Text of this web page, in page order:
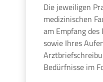
Die jeweiligen
medizinischen
am Empfang
sowie Ihres
Bedürfnisse im